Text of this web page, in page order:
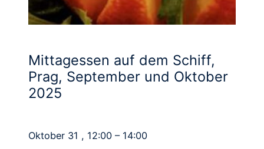
Mittagessen auf dem Schiff,
Prag, September und Oktober
2025
Oktober 31 , 12:00 – 14:00